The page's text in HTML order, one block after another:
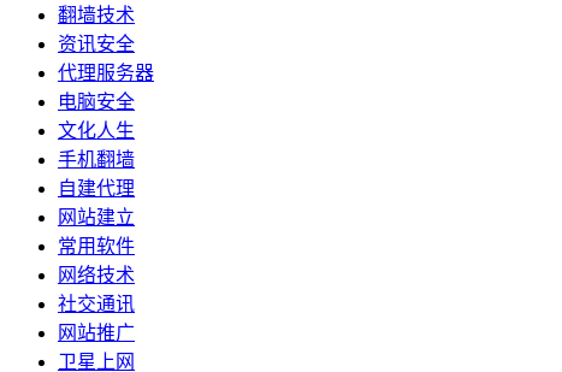
翻墙技术
资讯安全
代理服务器
电脑安全
文化人生
手机翻墙
自建代理
网站建立
常用软件
网络技术
社交通讯
网站推广
卫星上网